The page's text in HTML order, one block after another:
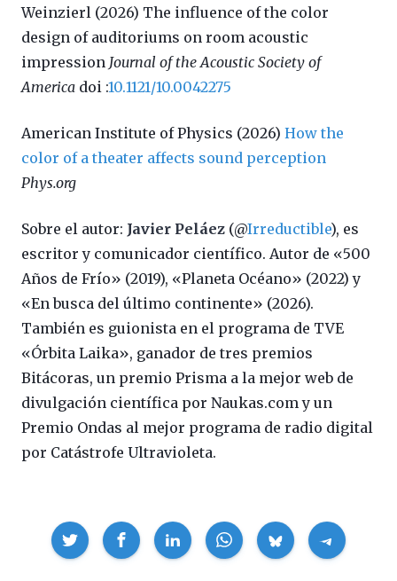
Weinzierl (2026) The influence of the color
design of auditoriums on room acoustic
impression Journal of the Acoustic Society of
America doi :10.1121/10.0042275
American Institute of Physics (2026) How the
color of a theater affects sound perception
Phys.org
Sobre el autor: Javier Peláez (@Irreductible), es
escritor y comunicador científico. Autor de «500
Años de Frío» (2019), «Planeta Océano» (2022) y
«En busca del último continente» (2026).
También es guionista en el programa de TVE
«Órbita Laika», ganador de tres premios
Bitácoras, un premio Prisma a la mejor web de
divulgación científica por Naukas.com y un
Premio Ondas al mejor programa de radio digital
por Catástrofe Ultravioleta.
Compartir